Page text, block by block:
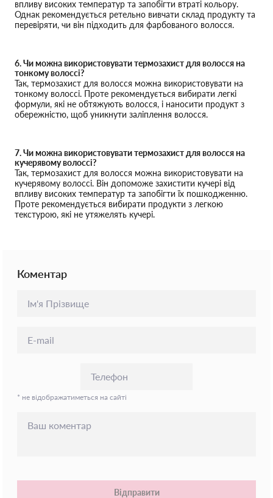
впливу високих температур та запобігти втраті кольору.
Однак рекомендується ретельно вивчати склад продукту та
перевіряти, чи він підходить для фарбованого волосся.
6. Чи можна використовувати термозахист для волосся на
тонкому волоссі?
Так, термозахист для волосся можна використовувати на
тонкому волоссі. Проте рекомендується вибирати легкі
формули, які не обтяжують волосся, і наносити продукт з
обережністю, щоб уникнути заліплення волосся.
7. Чи можна використовувати термозахист для волосся на
кучерявому волоссі?
Так, термозахист для волосся можна використовувати на
кучерявому волоссі. Він допоможе захистити кучері від
впливу високих температур та запобігти їх пошкодженню.
Проте рекомендується вибирати продукти з легкою
текстурою, які не утяжелять кучері.
Коментар
* не відображатиметься на сайті
Відправити